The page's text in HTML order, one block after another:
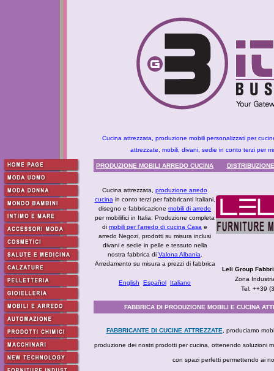
Cucina attrezzata, produzione mobili personalizzati per
attrezzate, mobili, divani, sedie in conto terzi per
PRODUZIONE MOBILI ARREDO CUCINA
Cucina attrezzata, produzione arredo
cucina in conto terzi per fabbricanti Italiani,
disegno e fabbricazione mobili di arredo
per mobilifici in Italia. Produzione completa
di mobili per l'arredo di cucina Casa e
arredo Negozi, prodotti su misura inclusi
divani e sedie in pelle e tessuto nella
nostra fabbrica di Valona Albania
Arredamento su misura a prezzi di fabbrica
English Español Italiano
Leli Group
Zona
Tel: ++39
FABBRICA DI PRODUZIONE MOBILI E CUCINA
FABBRICANTE DI CUCINE ATTREZZATE , produciamo
produzione dei nostri prodotti per cucina, ottenendo soluzioni
con spazi perfetti permettendo ai